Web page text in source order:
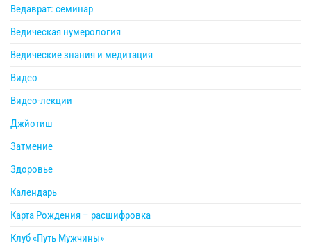
Ведаврат: семинар
Ведическая нумерология
Ведические знания и медитация
Видео
Видео-лекции
Джйотиш
Затмение
Здоровье
Календарь
Карта Рождения – расшифровка
Клуб «Путь Мужчины»